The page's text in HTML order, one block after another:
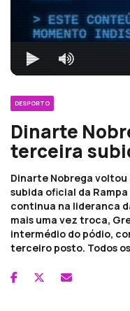
ESTE
MOMENTO
DESPORTO
Dinarte
terceira
Dinarte Nobrega
subida oficial da
continua na lideranca
mais uma vez troca,
intermédio do pódio,
terceiro posto. Todos